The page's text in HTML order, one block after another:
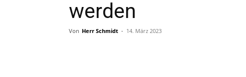
werden
Von Herr Schmidt - 14. März 2023